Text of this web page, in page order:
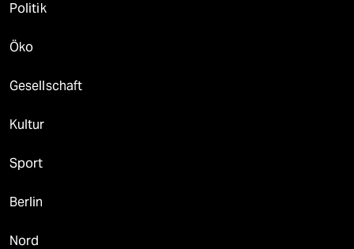
Politik
Öko
Gesellschaft
Kultur
Sport
Berlin
Nord